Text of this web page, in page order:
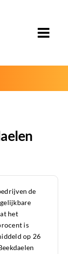
de
het
is
op 26